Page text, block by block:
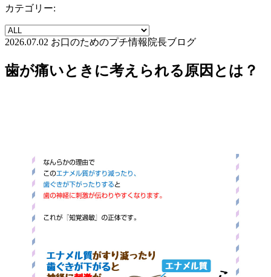
カテゴリー:
2026.07.02 お口のためのプチ情報 院長ブログ
歯が痛いときに考えられる原因とは？